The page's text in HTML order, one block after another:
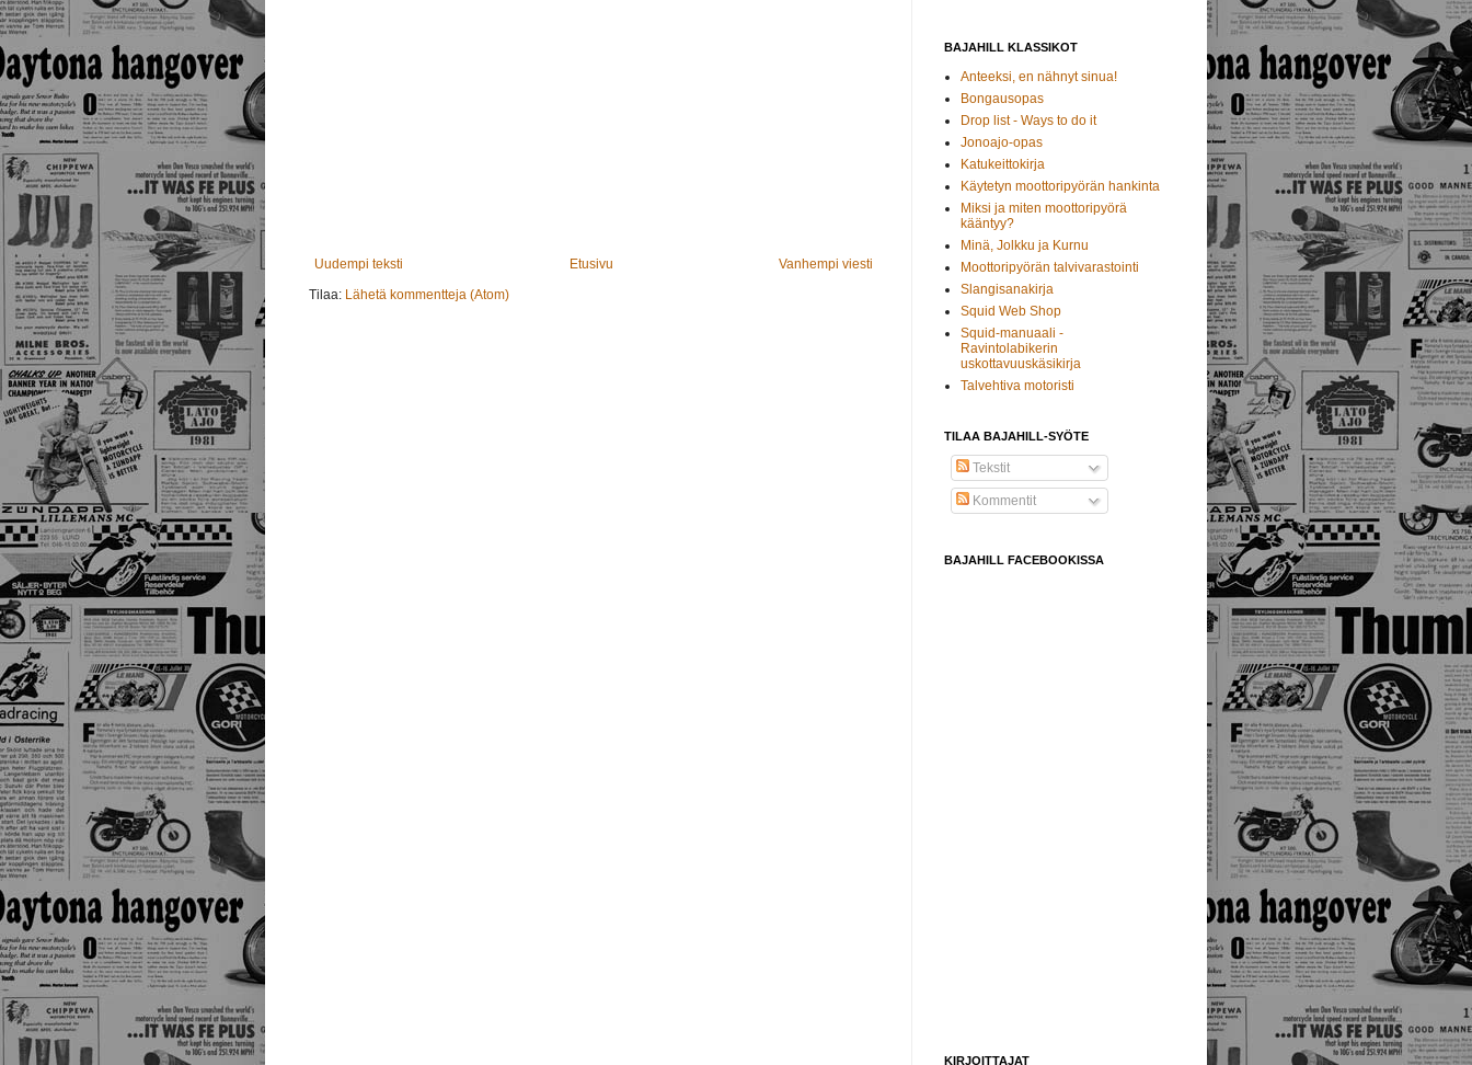
Uudempi teksti Vanhempi viesti
Etusivu
Tilaa: Lähetä kommentteja (Atom)
BAJAHILL KLASSIKOT
Anteeksi, en nähnyt sinua!
Bongausopas
Drop list - Ways to do it
Jonoajo-opas
Katukeittokirja
Käytetyn moottoripyörän hankinta
Miksi ja miten moottoripyörä
kääntyy?
Minä, Jolkku ja Kurnu
Moottoripyörän talvivarastointi
Slangisanakirja
Squid Web Shop
Squid-manuaali -
Ravintolabikerin
uskottavuuskäsikirja
Talvehtiva motoristi
TILAA BAJAHILL-SYÖTE
Tekstit
Kommentit
BAJAHILL FACEBOOKISSA
KIRJOITTAJAT